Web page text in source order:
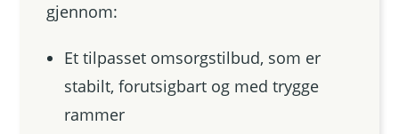
gjennom:
Et tilpasset omsorgstilbud, som er
stabilt, forutsigbart og med trygge
rammer